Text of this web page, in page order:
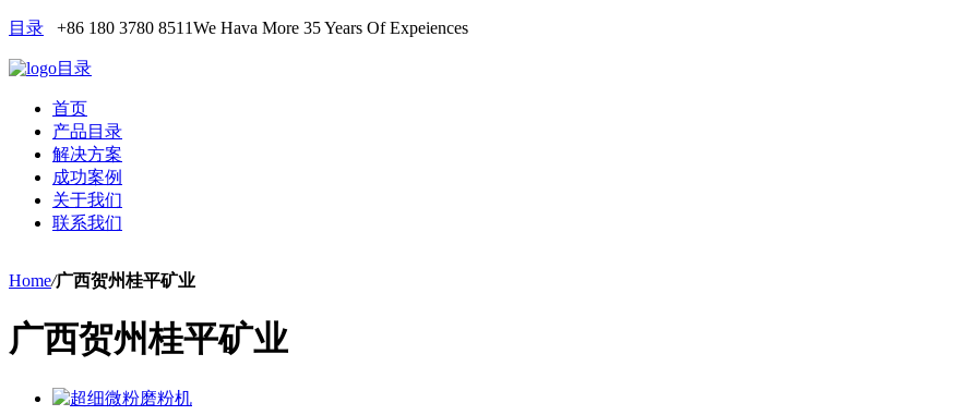
目录 +86 180 3780 8511We Hava More 35 Years Of Expeiences
目录
首页
产品目录
解决方案
成功案例
关于我们
联系我们
Home/广西贺州桂平矿业
广西贺州桂平矿业